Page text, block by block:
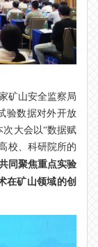
矿山安全监察局
验数据对外开放
大会以“数据赋
校、科研院所的
同聚焦重点实验
在矿山领域的创